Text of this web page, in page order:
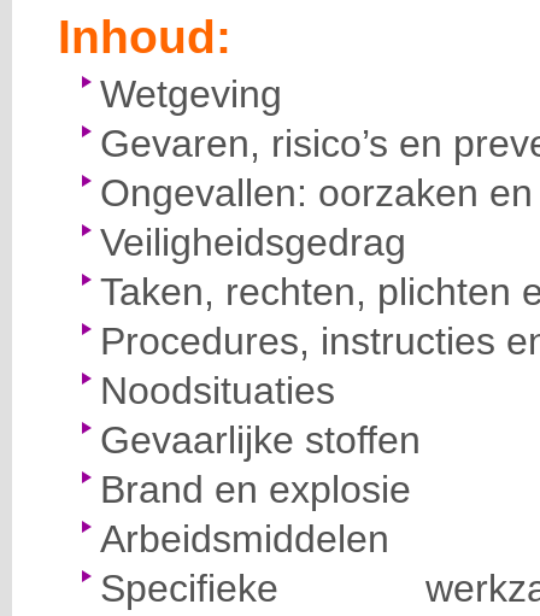
Inhoud:
Wetgeving
Gevaren, risico’s en
Ongevallen: oorzaken
Veiligheidsgedrag
Taken, rechten, plichten
Procedures, instructies
Noodsituaties
Gevaarlijke stoffen
Brand en explosie
Arbeidsmiddelen
Specifieke